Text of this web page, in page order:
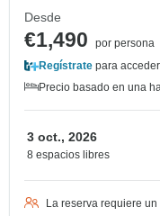
Desde
€1,490
por persona
Regístrate para
Precio basado en una
3 oct., 2026
8 espacios libres
La reserva requiere